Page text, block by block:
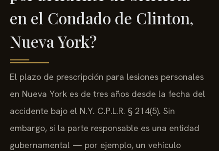
en el Condado de Clinton,
Nueva York?
El plazo de prescripción para lesiones personales
en Nueva York es de tres años desde la fecha del
accidente bajo el N.Y. C.P.L.R. § 214(5). Sin
embargo, si la parte responsable es una entidad
gubernamental — por ejemplo, un vehículo